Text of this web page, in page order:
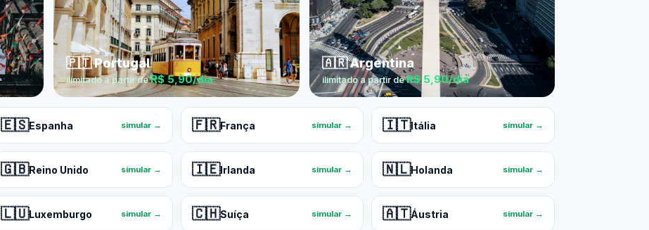
🇵🇹 Portugal
ilimitado a partir deR$ 5,90/dia
🇦🇷 Argentina
ilimitado a partir deR$ 5,90/dia
🇪🇸Espanha simular → 🇫🇷França simular → 🇮🇹Itália simular →
🇬🇧Reino Unido simular → 🇮🇪Irlanda simular → 🇳🇱Holanda simular →
🇱🇺Luxemburgo simular → 🇨🇭Suíça simular → 🇦🇹Áustria simular →